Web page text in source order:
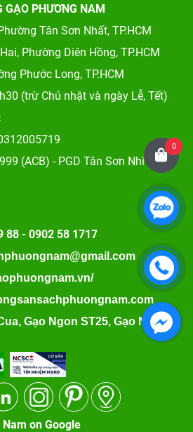
GẠO PHƯƠNG NAM
ờng Tân Sơn Nhất, TP.HCM
Phường Diên Hồng, TP.HCM
Phước Long, TP.HCM
(trừ Chủ nhật và ngày Lễ, Tết)
(ACB) - PGD Tân Sơn Nhì
88 - 0902 58 1717
, Gạo Ngon ST25, Gạo Nếp
on Google
0